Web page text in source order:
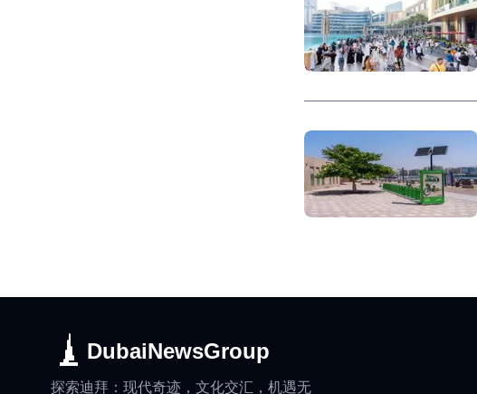
DubaiNewsGroup
探索迪拜：现代奇迹，文化交汇，机遇无